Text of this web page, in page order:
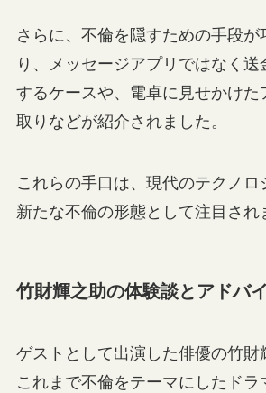
さらに、不倫を隠すための手段が
り、メッセージアプリではなく送
するケースや、電卓に見せかけた
取りなどが紹介されました。
これらの手口は、現代のテクノロ
新たな不倫の形態として注目され
竹財輝之助の体験談とアドバ
ゲストとして出演した俳優の竹財
これまで不倫をテーマにしたドラ